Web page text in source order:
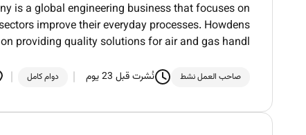
is a global engineering business that focuses on
improve their everyday processes. Howdens
providing quality solutions for air and gas handl
صاحب العمل نشط نُشرت قبل 23 يوم دوام كامل